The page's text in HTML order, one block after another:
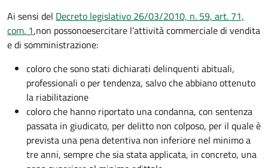
Ai sensi del Decreto legislativo 26/03/2010, n. 59, art. 71,
com. 1,non possonoesercitare l’attività commerciale di vendita
e di somministrazione:
coloro che sono stati dichiarati delinquenti abituali,
professionali o per tendenza, salvo che abbiano ottenuto
la riabilitazione
coloro che hanno riportato una condanna, con sentenza
passata in giudicato, per delitto non colposo, per il quale è
prevista una pena detentiva non inferiore nel minimo a
tre anni, sempre che sia stata applicata, in concreto, una